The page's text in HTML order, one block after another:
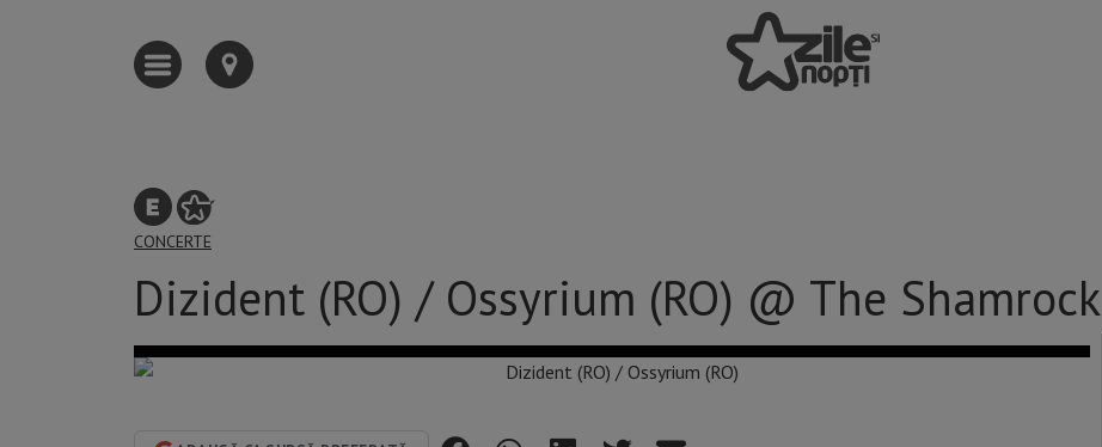
CONCERTE
Dizident (RO) / Ossyrium (RO) @ The Shamrock